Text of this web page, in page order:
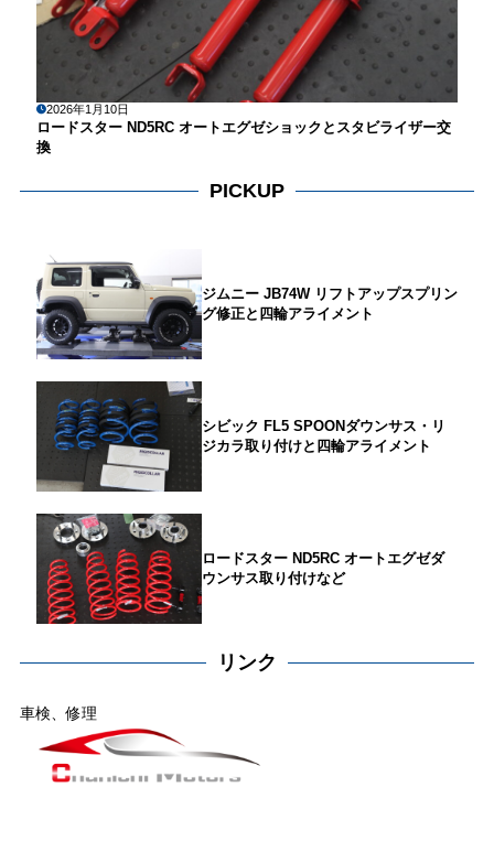
2026年1月10日
ロードスター ND5RC オートエグゼショックとスタビライザー交
換
PICKUP
ジムニー JB74W リフトアップスプリン
グ修正と四輪アライメント
シビック FL5 SPOONダウンサス・リ
ジカラ取り付けと四輪アライメント
ロードスター ND5RC オートエグゼダ
ウンサス取り付けなど
リンク
車検、修理